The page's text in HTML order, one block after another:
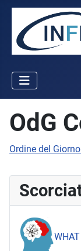
OdG
Ordine del